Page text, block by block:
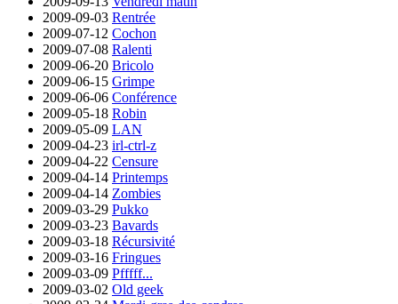
2009-09-03 Rentrée
2009-07-12 Cochon
2009-07-08 Ralenti
2009-06-20 Bricolo
2009-06-15 Grimpe
2009-06-06 Conférence
2009-05-18 Robin
2009-05-09 LAN
2009-04-23 irl-ctrl-z
2009-04-22 Censure
2009-04-14 Printemps
2009-04-14 Zombies
2009-03-29 Pukko
2009-03-23 Bavards
2009-03-18 Récursivité
2009-03-16 Fringues
2009-03-09 Pfffff...
2009-03-02 Old geek